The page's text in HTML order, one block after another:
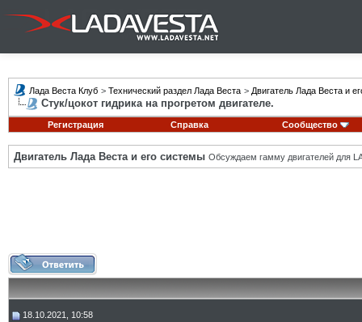
Лада Веста Клуб > Технический раздел Лада Веста > Двигатель Лада Веста и
Стук/цокот гидрика на прогретом двигателе.
Регистрация Справка Сообщество
Двигатель Лада Веста и его системы Обсуждаем гамму двигателей для
18.10.2021, 10:58